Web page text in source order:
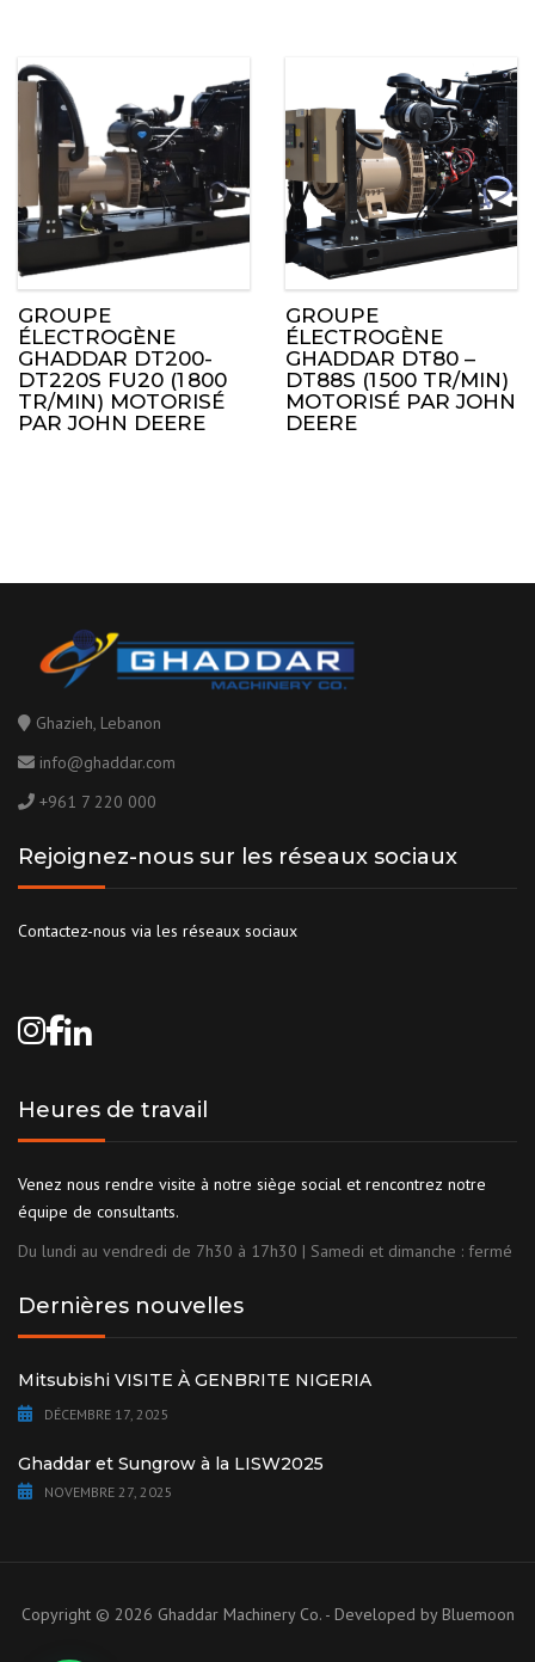
GROUPE
ÉLECTROGÈNE
GHADDAR DT200-
DT220S FU20 (1 800
TR/MIN) MOTORISÉ
PAR JOHN DEERE
GROUPE
ÉLECTROGÈNE
GHADDAR DT80 –
DT88S (1 500 TR/MIN)
MOTORISÉ PAR JOHN
DEERE
Ghazieh, Lebanon
info@ghaddar.com
+961 7 220 000
Rejoignez-nous sur les réseaux sociaux
Contactez-nous via les réseaux sociaux
Heures de travail
Venez nous rendre visite à notre siège social et rencontrez notre
équipe de consultants.
Du lundi au vendredi de 7h30 à 17h30 | Samedi et dimanche : fermé
Dernières nouvelles
Mitsubishi VISITE À GENBRITE NIGERIA
DÉCEMBRE 17, 2025
Ghaddar et Sungrow à la LISW2025
NOVEMBRE 27, 2025
Copyright © 2026 Ghaddar Machinery Co. - Developed by Bluemoon